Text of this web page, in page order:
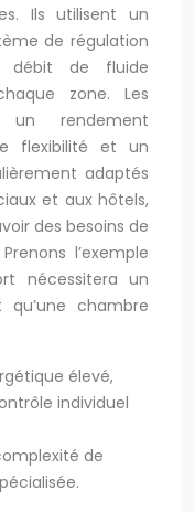
Ils utilisent un
de régulation
débit de fluide
zone. Les
un rendement
flexibilité et un
adaptés
et aux hôtels,
des besoins de
l’exemple
nécessitera un
chambre
élevé,
individuel
de